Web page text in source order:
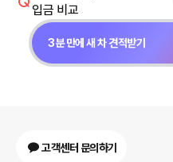
입금 비교
3분 만에 새 차 견적받기
고객센터 문의하기